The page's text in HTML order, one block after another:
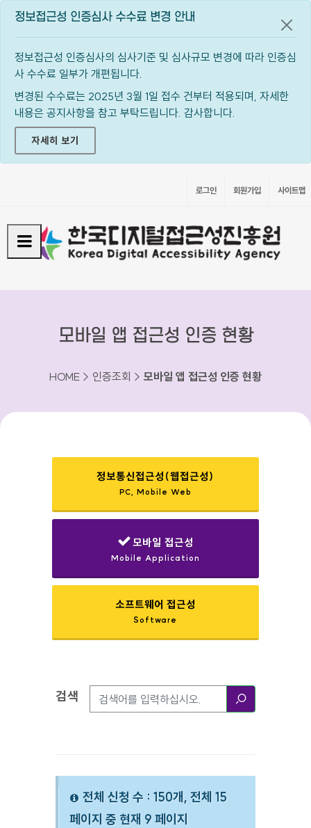
정보접근성 인증심사 수수료 변경 안내
정보접근성 인증심사의 심사기준 및 심사규모 변경에 따라 인증심
사 수수료 일부가 개편됩니다.
변경된 수수료는 2025년 3월 1일 접수 건부터 적용되며, 자세한
내용은 공지사항을 참고 부탁드립니다. 감사합니다.
자세히 보기
공지
로그인 회원가입 사이트맵
모바일 앱 접근성 인증 현황
HOME > 인증조회 > 모바일 앱 접근성 인증 현황
정보통신접근성(웹접근성)
PC, Mobile Web
모바일 접근성
Mobile Application
소프트웨어 접근성
Software
검색옵션
검색
전체 신청 수 : 150개, 전체 15
페이지 중 현재 9 페이지